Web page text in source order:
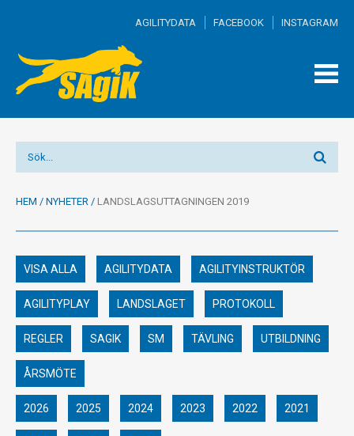
AGILITYDATA FACEBOOK INSTAGRAM
HEM / NYHETER / LANDSLAGSUTTAGNINGEN 2019
VISA ALLA AGILITYDATA AGILITYINSTRUKTÖR
AGILITYPLAY LANDSLAGET PROTOKOLL
REGLER SAGIK SM TÄVLING UTBILDNING
ÅRSMÖTE
2026 2025 2024 2023 2022 2021